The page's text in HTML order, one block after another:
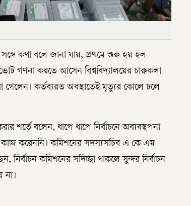
সঙ্গে কথা বলে জানা যায়, প্রথমে শুরু হয় হল
গণনা করতে আসেন বিশ্ববিদ্যালয়ের চারুকলা
গেলেন। কর্তব্যরত অবস্থাতেই মৃত্যুর কোলে ঢলে
শর্তে বলেন, ধাপে ধাপে নির্বাচনে অব্যবস্থপনা
কাজ করেননি। কমিশনের সদস্যসচিব এ কে এম
কমিশনের সদিচ্ছা থাকলে সুন্দর নির্বাচন
না।